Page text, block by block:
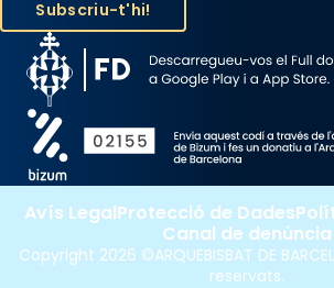
View on Facebook · Share
Copyright 2026 ©ARQUEBISBAT DE
reservats.
Avís LegalProtecció de Dades
Canal de denúncia